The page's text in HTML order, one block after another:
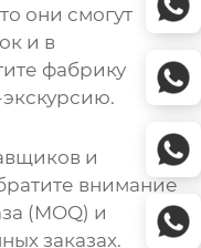
они смогут
и в
фабрику
и
внимание
(MOQ) и
заказах.